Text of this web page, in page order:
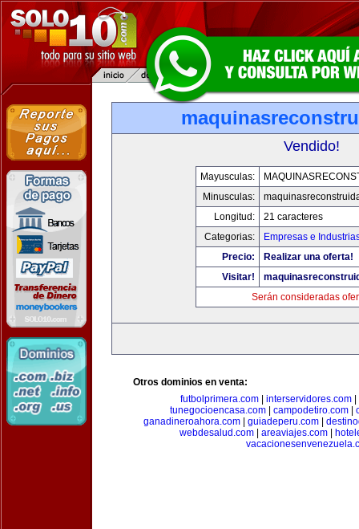
Vendido!
Mayusculas:
Minusculas:
Longitud:
21 caracteres
Categorias:
Empresas e
Precio:
Realizar una oferta!
Visitar!
Serán consideradas
Otros dominios en venta:
futbolprimera.com
interservidores.com
tunegocioencasa.com| campodetiro.com|
ganadineroahora.com
guiadeperu.com
webdesalud.com
areaviajes.com